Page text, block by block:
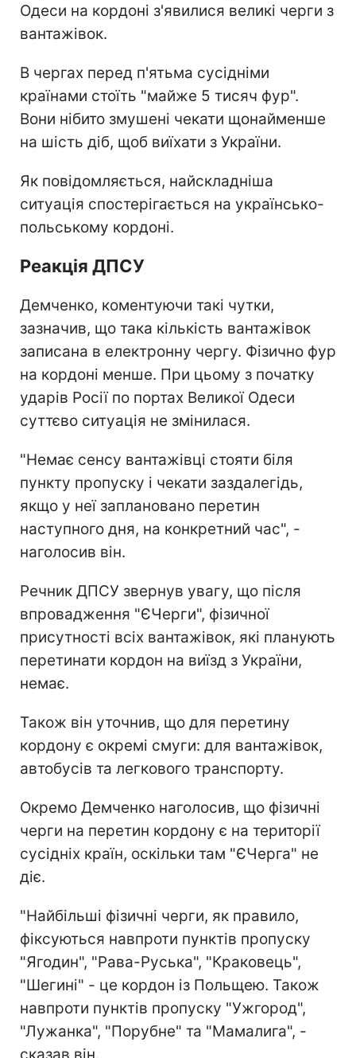
Одеси на кордоні з'явилися великі черги з
вантажівок.
В чергах перед п'ятьма сусідніми
країнами стоїть "майже 5 тисяч фур".
Вони нібито змушені чекати щонайменше
на шість діб, щоб виїхати з України.
Як повідомляється, найскладніша
ситуація спостерігається на українсько-
польському кордоні.
Реакція ДПСУ
Демченко, коментуючи такі чутки,
зазначив, що така кількість вантажівок
записана в електронну чергу. Фізично фур
на кордоні менше. При цьому з початку
ударів Росії по портах Великої Одеси
суттєво ситуація не змінилася.
"Немає сенсу вантажівці стояти біля
пункту пропуску і чекати заздалегідь,
якщо у неї заплановано перетин
наступного дня, на конкретний час", -
наголосив він.
Речник ДПСУ звернув увагу, що після
впровадження "ЄЧерги", фізичної
присутності всіх вантажівок, які планують
перетинати кордон на виїзд з України,
немає.
Також він уточнив, що для перетину
кордону є окремі смуги: для вантажівок,
автобусів та легкового транспорту.
Окремо Демченко наголосив, що фізичні
черги на перетин кордону є на території
сусідніх країн, оскільки там "ЄЧерга" не
діє.
"Найбільші фізичні черги, як правило,
фіксуються навпроти пунктів пропуску
"Ягодин", "Рава-Руська", "Краковець",
"Шегині" - це кордон із Польщею. Також
навпроти пунктів пропуску "Ужгород",
"Лужанка", "Порубне" та "Мамалига", -
сказав він.